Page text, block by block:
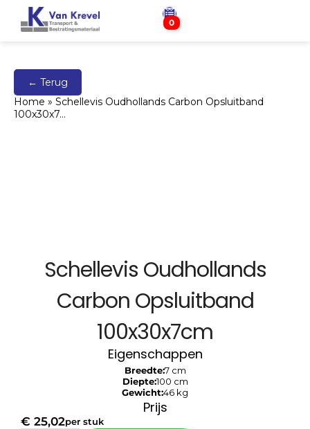
0
← Terug
Home » Schellevis Oudhollands Carbon Opsluitband
100x30x7…
Schellevis Oudhollands
Carbon Opsluitband
100x30x7cm
Eigenschappen
Breedte:7 cm
Diepte:100 cm
Gewicht:46 kg
Prijs
€ 25,02per stuk